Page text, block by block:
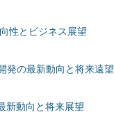
性とビジネス展望
発の最新動向と将来遠望
新動向と将来展望